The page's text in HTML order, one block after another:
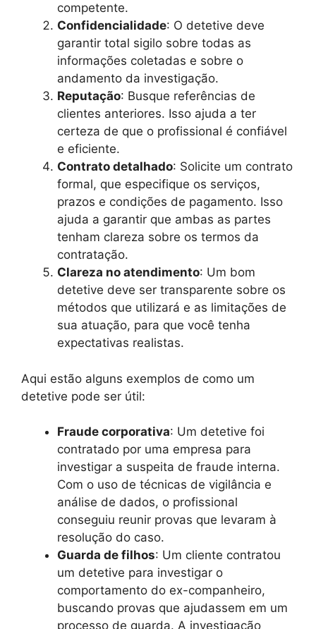
competente.
Confidencialidade: O detetive deve
garantir total sigilo sobre todas as
informações coletadas e sobre o
andamento da investigação.
Reputação: Busque referências de
clientes anteriores. Isso ajuda a ter
certeza de que o profissional é confiável
e eficiente.
Contrato detalhado: Solicite um contrato
formal, que especifique os serviços,
prazos e condições de pagamento. Isso
ajuda a garantir que ambas as partes
tenham clareza sobre os termos da
contratação.
Clareza no atendimento: Um bom
detetive deve ser transparente sobre os
métodos que utilizará e as limitações de
sua atuação, para que você tenha
expectativas realistas.
Aqui estão alguns exemplos de como um
detetive pode ser útil:
Fraude corporativa: Um detetive foi
contratado por uma empresa para
investigar a suspeita de fraude interna.
Com o uso de técnicas de vigilância e
análise de dados, o profissional
conseguiu reunir provas que levaram à
resolução do caso.
Guarda de filhos: Um cliente contratou
um detetive para investigar o
comportamento do ex-companheiro,
buscando provas que ajudassem em um
processo de guarda. A investigação